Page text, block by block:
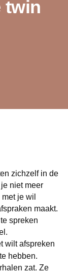
twin
zichzelf in de
niet meer
je wil
maakt.
spreken
wilt afspreken
hebben.
zat. Ze